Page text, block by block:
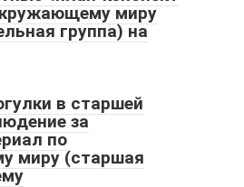
миру
группа) на
в старшей
за
по
миру (старшая